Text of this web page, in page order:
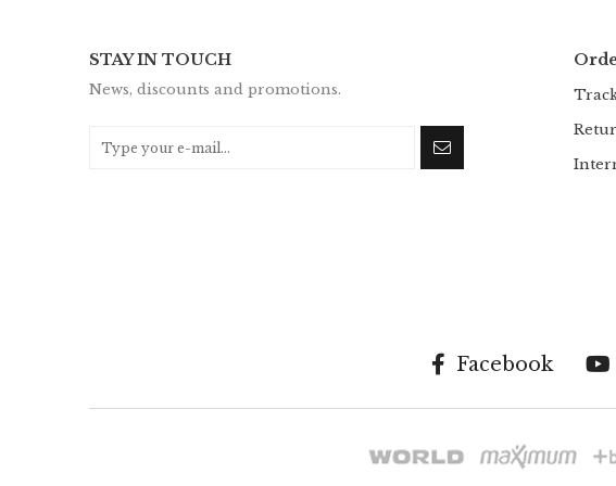
STAY IN TOUCH
News, discounts and promotions.
Facebook